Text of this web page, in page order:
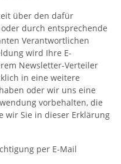
über den dafür
durch entsprechende
Verantwortlichen
wird Ihre E-
Newsletter-Verteiler
in eine weitere
oder wir uns eine
vorbehalten, die
wir Sie in dieser Erklärung
per E-Mail